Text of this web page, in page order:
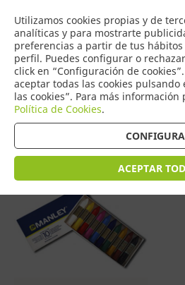
Utilizamos cookies propias y de
analíticas y para mostrarte
preferencias a partir de tus
perfil. Puedes configurar o
click en “Configuración de
aceptar todas las cookies pulsando
las cookies”. Para más
Política de Cookies.
ACEPTAR
COMERCIO
DE TORRIJOS
Productos (4579)